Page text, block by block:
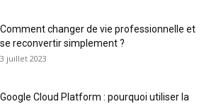
Comment changer de vie professionnelle et
se reconvertir simplement ?
3 juillet 2023
Google Cloud Platform : pourquoi utiliser la